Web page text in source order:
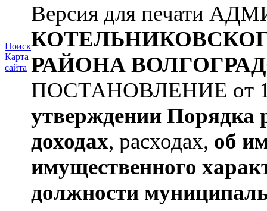
Поиск
Карта
сайта
Версия для печати
РАЙОНА
ПОСТАНОВЛЕНИЕ от
утверждении Порядка
доходах, расходах, об
имущественного
должности